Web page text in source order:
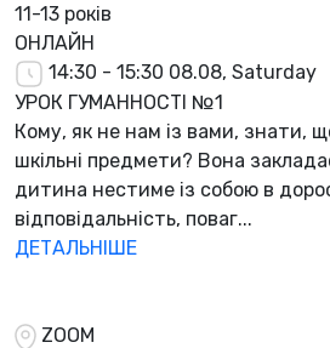
11-13 років
ОНЛАЙН
14:30 - 15:30 08.08, Saturday
УРОК ГУМАННОСТІ №1
Кому, як не нам із вами, знати,
шкільні предмети? Вона
дитина нестиме із собою в
відповідальність, поваг...
ДЕТАЛЬНІШЕ
ZOOM